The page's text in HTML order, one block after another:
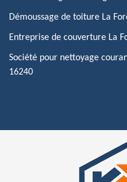
Démoussage de toiture La
Entreprise de couverture La
Société pour nettoyage
16240